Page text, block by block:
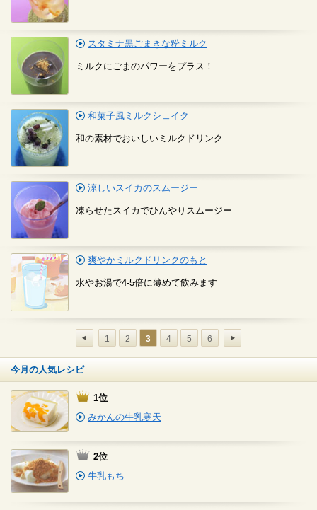
スタミナ黒ごまきな粉ミルク
ミルクにごまのパワーをプラス！
和菓子風ミルクシェイク
和の素材でおいしいミルクドリンク
涼しいスイカのスムージー
凍らせたスイカでひんやりスムージー
爽やかミルクドリンクのもと
水やお湯で4-5倍に薄めて飲みます
1 2 3 4 5 6
今月の人気レシピ
1位
みかんの牛乳寒天
2位
牛乳もち